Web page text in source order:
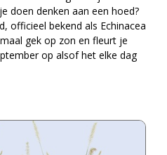
doen denken aan een hoed?
officieel bekend als Echinacea
gek op zon en fleurt je
op alsof het elke dag